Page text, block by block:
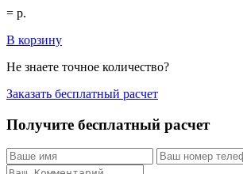
= р.
В корзину
Не знаете точное количество?
Заказать бесплатный расчет
Получите бесплатный расчет